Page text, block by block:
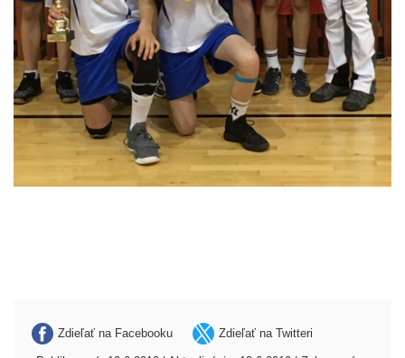
Zdieľať na Facebooku Zdieľať na Twitteri